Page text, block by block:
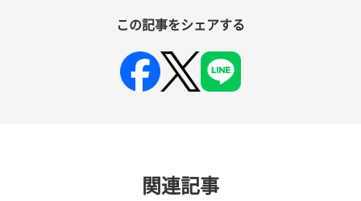
この記事をシェアする
関連記事